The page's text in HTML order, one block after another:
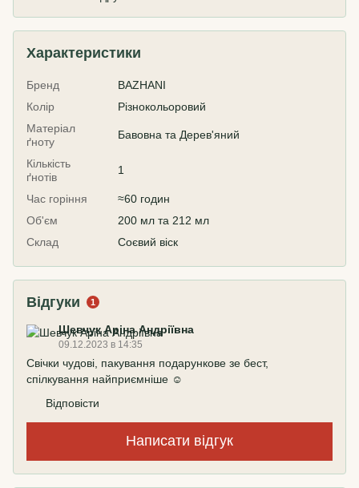
Характеристики
Бренд
BAZHANI
Колір
Різнокольоровий
Матеріал
ґноту
Бавовна та Дерев'яний
Кількість
ґнотів
1
Час горіння
≈60 годин
Об'єм
200 мл та 212 мл
Склад
Соєвий віск
Відгуки 1
Шевчук Аріна Андріївна
09.12.2023 в 14:35
Свічки чудові, пакування подарункове зе бест,
спілкування найприємніше ☺️
Відповісти
Написати відгук